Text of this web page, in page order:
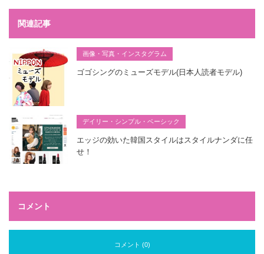
関連記事
画像・写真・インスタグラム
ゴゴシングのミューズモデル(日本人読者モデル)
デイリー・シンプル・ベーシック
エッジの効いた韓国スタイルはスタイルナンダに任
せ！
コメント
コメント (0)